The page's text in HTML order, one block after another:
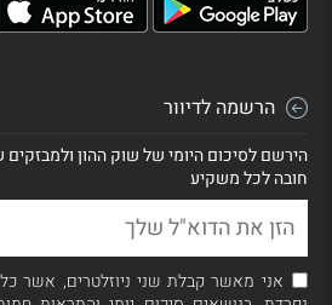
הרשמה לדיוור
הירשם לסיכום היומי של שוק ההון ולמבזקים
חובה לכל משקיע
אני מאשר קבלת שני ניוזלטרים, אשר